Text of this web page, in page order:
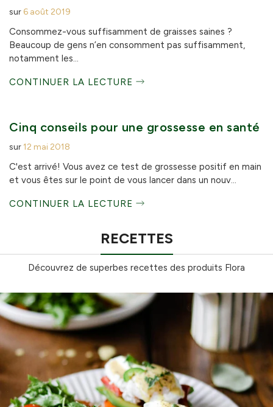
sur 6 août 2019
Consommez-vous suffisamment de graisses saines ?
Beaucoup de gens n’en consomment pas suffisamment,
notamment les...
CONTINUER LA LECTURE
Cinq conseils pour une grossesse en santé
sur12 mai 2018
C'est arrivé! Vous avez ce test de grossesse positif en main
et vous êtes sur le point de vous lancer dans un nouv...
CONTINUER LA LECTURE
RECETTES
Découvrez de superbes recettes des produits Flora